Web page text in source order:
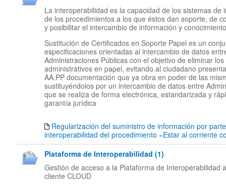
La interoperabilidad es la capacidad de los sistemas de
de los procedimientos a los que éstos dan soporte, de
y posibilitar el intercambio de información y
Sustitución de Certificados en Soporte Papel es un
especificaciones orientadas al intercambio de datos
Administraciones Públicas con el objetivo de eliminar
administrativos en papel, evitando al ciudadano
AA.PP documentación que ya obra en poder de las
sustituyéndolos por un intercambio de datos entre
que se realiza de forma electrónica, estandarizada y
garantía jurídica
Regularización del suministro de información por
interoperabilidad del procedimiento «Estar al corriente
Plataforma de Interoperabilidad (1)
Gestión de acceso a la Plataforma de Interoperabilidad
cliente CLOUD